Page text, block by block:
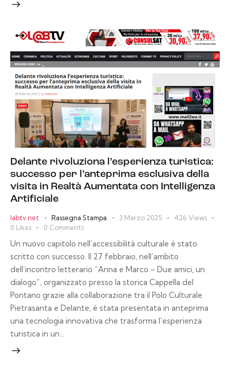
Delante rivoluziona l’esperienza turistica:
successo per l’anteprima esclusiva della
visita in Realtà Aumentata con Intelligenza
Artificiale
labtv.net Rassegna Stampa 3 Marzo 2025 426 Views
0 Likes 0 Comments
Un nuovo capitolo nell’accessibilità culturale è stato
scritto con successo. Il 27 febbraio, nell’ambito
dell’incontro letterario “Anna e Marco – Due amici, un
dialogo”, organizzato presso la storica Cappella del
Pontano grazie alla collaborazione tra il Polo Culturale
Pietrasanta e Delante, è stata presentata in anteprima
una tecnologia innovativa che trasforma l’esperienza
turistica in un…